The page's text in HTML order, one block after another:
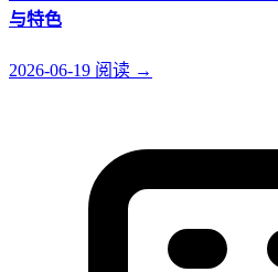
与特色
2026-06-19 阅读 →